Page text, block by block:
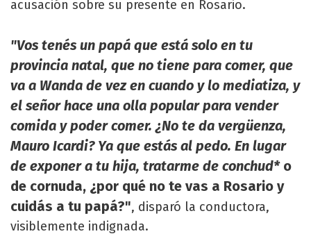
acusación sobre su presente en Rosario.
"Vos tenés un papá que está solo en tu
provincia natal, que no tiene para comer, que
va a Wanda de vez en cuando y lo mediatiza, y
el señor hace una olla popular para vender
comida y poder comer. ¿No te da vergüenza,
Mauro Icardi? Ya que estás al pedo. En lugar
de exponer a tu hija, tratarme de conchud* o
de cornuda, ¿por qué no te vas a Rosario y
cuidás a tu papá?", disparó la conductora,
visiblemente indignada.